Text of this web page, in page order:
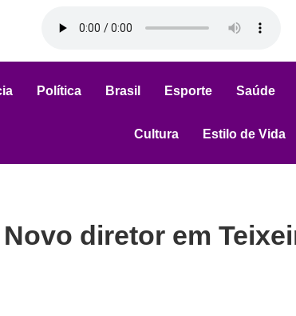
Política Brasil Esporte Saúde
Cultura Estilo de Vida
diretor em